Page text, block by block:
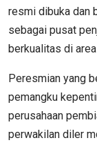
resmi dibuka dan
sebagai pusat
berkualitas di
Peresmian yang
pemangku
perusahaan
perwakilan diler